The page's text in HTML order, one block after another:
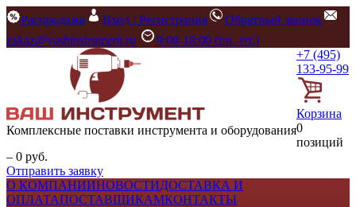
Распродажа Вход / Регистрация
Обратный звонок
zakaz@vashinstrument.ru
9:00-18:00 (пн.-пт.)
Комплексные поставки инструмента и оборудования
+7 (495)
133-95-99
Корзина
0
позиций
– 0 руб.
Отправить заявку
О КОМПАНИИНОВОСТИДОСТАВКА И
ОПЛАТАПОСТАВЩИКАМКОНТАКТЫ